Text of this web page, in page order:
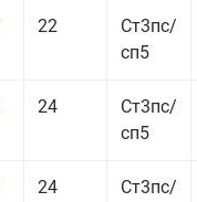
22
Ст3пс/
сп5
24
Ст3пс/
сп5
24
Ст3пс/